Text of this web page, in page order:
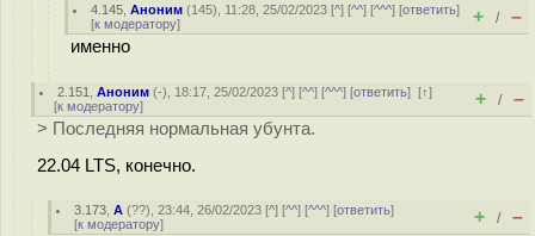
4.145 ,Аноним (145), 11:28, 25/02/2023 [^] [^^] [^^^] [ответить]
[к модератору] + / –
именно
2.151 ,Аноним (-), 18:17, 25/02/2023 [^] [^^] [^^^] [ответить][↑]
[к модератору] + / –
> Последняя нормальная убунта.
22.04 LTS, конечно.
3.173 ,А (??), 23:44, 26/02/2023 [^] [^^] [^^^] [ответить]
[к модератору] + / –